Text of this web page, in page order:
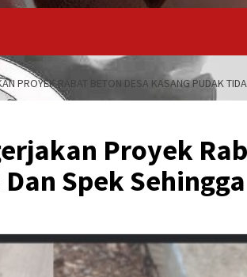
PROYEK RABAT BETON DESA KASANG PUDAK
Proyek
Spek